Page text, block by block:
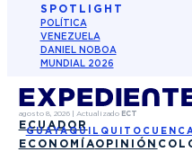
SPOTLIGHT
POLÍTICA
VENEZUELA
DANIEL NOBOA
MUNDIAL 2026
agosto 8, 2026| Actualizado ECT
ECUADOR
GUAYAQUIL QUITO
ECONOMÍAOPINIÓN